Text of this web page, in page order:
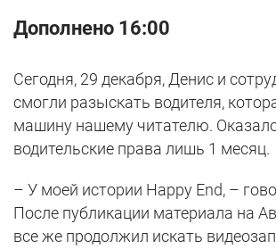
Дополнено 16:00
Сегодня, 29 декабря, Денис и
смогли разыскать водителя,
машину нашему читателю.
водительские права лишь 1 месяц.
– У моей истории Happy End, –
После публикации материала на
все же продолжил искать